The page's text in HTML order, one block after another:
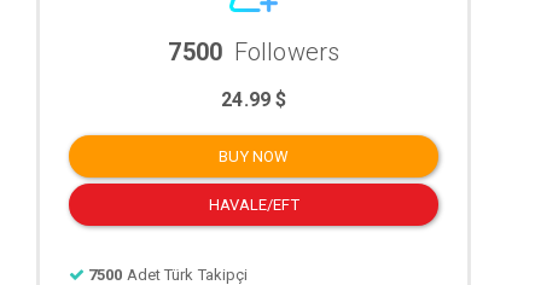
7500 Followers
24.99 $
BUY NOW
HAVALE/EFT
7500 Adet Türk Takipçi